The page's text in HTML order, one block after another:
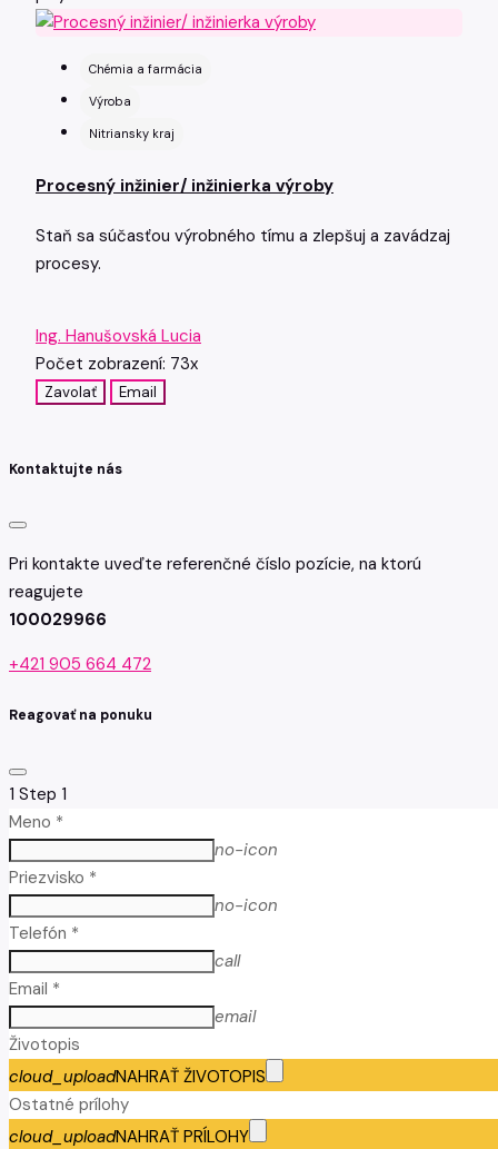
Chémia a farmácia
Výroba
Nitriansky kraj
Procesný inžinier/ inžinierka výroby
Staň sa súčasťou výrobného tímu a zlepšuj a zavádzaj
procesy.
Ing. Hanušovská Lucia
Počet zobrazení: 73x
Zavolať Email
Kontaktujte nás
Pri kontakte uveďte referenčné číslo pozície, na ktorú
reagujete
100029966
+421 905 664 472
Reagovať na ponuku
1 Step 1
Meno *
no-icon
Priezvisko *
no-icon
Telefón *
call
Email *
email
Životopis
cloud_uploadNAHRAŤ ŽIVOTOPIS
Ostatné prílohy
cloud_uploadNAHRAŤ PRÍLOHY